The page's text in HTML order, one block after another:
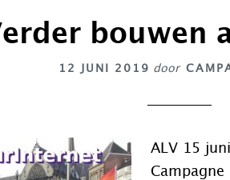
bouwen
12 JUNI 2019 door
ALV 15